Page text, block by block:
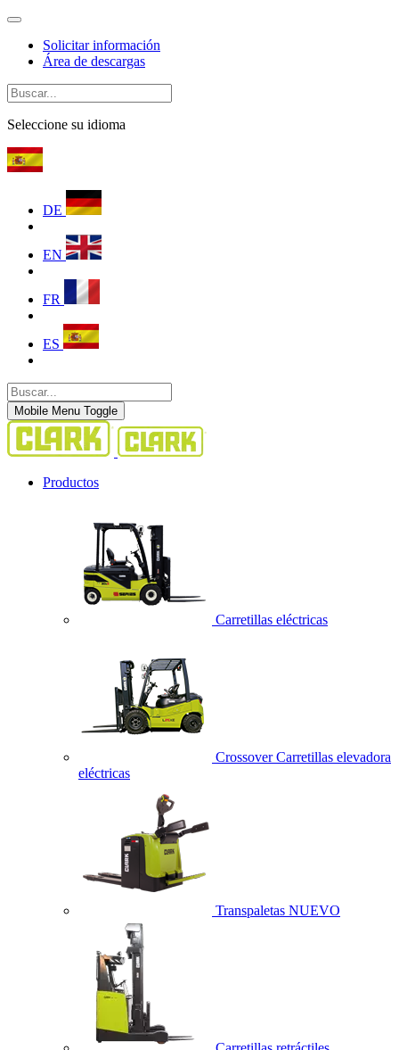
Solicitar información
Área de descargas
Seleccione su idioma
DE
EN
FR
ES
Mobile Menu Toggle
Productos
Carretillas eléctricas
Crossover Carretillas elevadora
eléctricas
Transpaletas NUEVO